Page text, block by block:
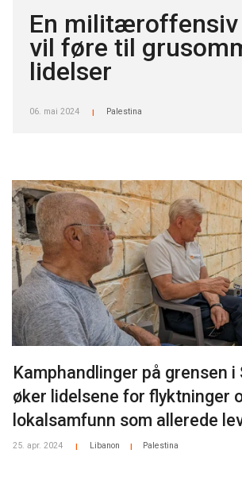
En militæroffensiv
vil føre til
lidelser
06. mai 2024 Palestina
Kamphandlinger på grensen i
øker lidelsene for flyktninger
lokalsamfunn som allerede
25. apr. 2024 Libanon Palestina